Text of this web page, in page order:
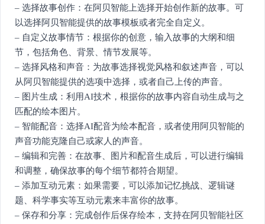
– 选择故事创作：在阿贝智能上选择开始创作新的故事。可
以选择阿贝智能提供的故事模板或者完全自定义。
– 自定义故事情节：根据你的创意，输入故事的大纲和细
节，包括角色、背景、情节发展等。
– 选择风格和声音：为故事选择视觉风格和叙述声音，可以
从阿贝智能提供的选项中选择，或者自己上传的声音。
– 图片生成：利用AI技术，根据你的故事内容自动生成与之
匹配的绘本图片。
– 智能配音：选择AI配音为绘本配音，或者使用阿贝智能的
声音功能克隆自己或家人的声音。
– 编辑和完善：在故事、图片和配音生成后，可以进行编辑
和调整，确保故事的每个细节都符合期望。
– 添加互动元素：如果需要，可以添加记忆挑战、逻辑谜
题、科学事实等互动元素来丰富你的故事。
– 保存和分享：完成创作后保存绘本，支持在阿贝智能社区